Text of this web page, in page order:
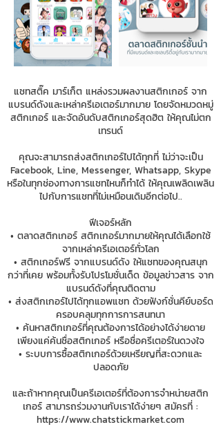
แชทสติ๊ค มาร์เก็ต แหล่งรวมผลงานสติกเกอร์ จาก
แบรนด์ดังและเหล่าครีเอเตอร์มากมาย โดยจัดหมวดหมู่
สติกเกอร์ และจัดอันดับสติกเกอร์สุดฮิต ให้คุณไม่ตก
เทรนด์
คุณจะสามารถส่งสติกเกอร์ไปได้ทุกที่ ไม่ว่าจะเป็น
Facebook, Line, Messenger, Whatsapp, Skype
หรือในทุกช่องทางการแชทไหนก็ทำได้ ให้คุณเพลิดเพลิน
ไปกับการแชทที่ไม่เหมือนเดิมอีกต่อไป..
ฟีเจอร์หลัก
• ตลาดสติกเกอร์ สติกเกอร์มากมายให้คุณได้เลือกใช้
จากเหล่าครีเอเตอร์ทั่วโลก
• สติกเกอร์ฟรี จากแบรนด์ดัง ให้แชทของคุณสนุก
กว่าที่เคย พร้อมทั้งรับโปรโมชั่นเด็ด ข้อมูลข่าวสาร จาก
แบรนด์ดังที่คุณติดตาม
• ส่งสติกเกอร์ไปได้ทุกแอพแชท ด้วยฟังก์ชั่นคีย์บอร์ด
ครอบคลุมทุกการการสนทนา
• ค้นหาสติกเกอร์ที่คุณต้องการได้อย่างได้ง่ายดาย
เพียงแค่ค้นชื่อสติกเกอร์ หรือชื่อครีเตอร์ในดวงใจ
• ระบบการซื้อสติกเกอร์ด้วยเหรียญที่สะดวกและ
ปลอดภัย
และถ้าหากคุณเป็นครีเอเตอร์ที่ต้องการจำหน่ายสติก
เกอร์ สามารถร่วมงานกับเราได้ง่ายๆ สมัครที่ :
https://www.chatstickmarket.com